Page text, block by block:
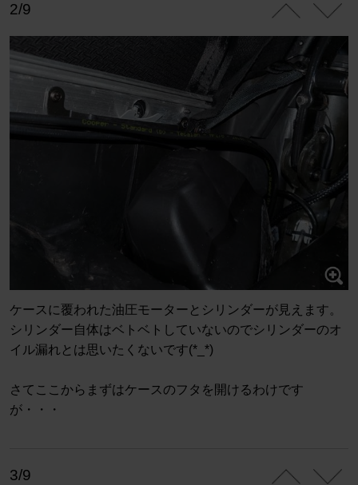
2/9
ケースに覆われた油圧モーターとシリンダーが見えます。
シリンダー自体はベトベトしていないのでシリンダーのオ
イル漏れとは思いたくないです(*_*)
さてここからまずはケースのフタを開けるわけです
が・・・
3/9